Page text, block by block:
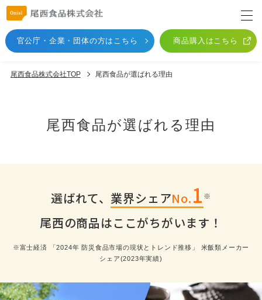
官公庁・企業・団体の方はこちら 商品購入はこちら
尾西食品株式会社TOP 尾西食品が選ばれる理由
尾西食品が選ばれる理由
選ばれて、 業界シェアNo.1 ※
尾西の商品はここがちがいます！
※富士経済 「2024年 防災食品市場の現状とトレンド推移」 米飯類メーカー
シェア(2023年実績)